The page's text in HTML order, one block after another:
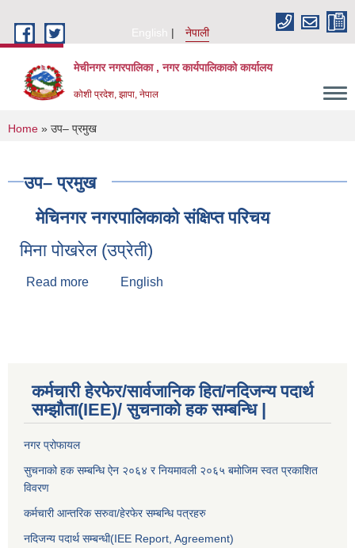
English
नेपाली
मेचीनगर नगरपालिका , नगर कार्यपालिकाको कार्यालय
कोशी प्रदेश, झापा, नेपाल
You are here
Home » उप– प्रमुख
उप– प्रमुख
मेचिनगर नगरपालिकाको संक्षिप्‍त परिचय
मिना पोखरेल (उप्रेती)
Read more about मिना पोखरेल (उप्रेती)
English
कर्मचारी हेरफेर/सार्वजानिक हित/नदिजन्य पदार्थ
सम्झौता(IEE)/ सुचनाको हक सम्बन्धि |
नगर प्रोफायल
सुचनाको हक सम्बन्धि ऐन २०६४ र नियमावली २०६५ बमोजिम स्वत प्रकाशित
विवरण
कर्मचारी आन्तरिक सरुवा/हेरफेर सम्बन्धि पत्रहरु
नदिजन्य पदार्थ सम्बन्धी(IEE Report, Agreement)​